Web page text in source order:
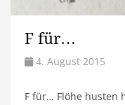
F für…
4. August 2015
F für… Flöhe husten